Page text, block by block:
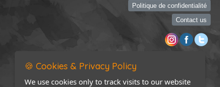
Politique de confidentialité
Contact us
🍪 Cookies & Privacy Policy
We use cookies only to track visits to our website